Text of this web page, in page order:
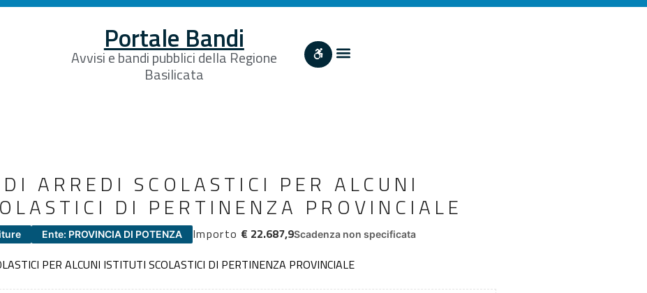
Portale Bandi
Avvisi e bandi pubblici della Regione
Basilicata
ARREDI SCOLASTICI PER ALCUNI
DI PERTINENZA PROVINCIALE
Ente: PROVINCIA DI POTENZA Importo € 22.687,9Scadenza non specificata
PER ALCUNI ISTITUTI SCOLASTICI DI PERTINENZA PROVINCIALE